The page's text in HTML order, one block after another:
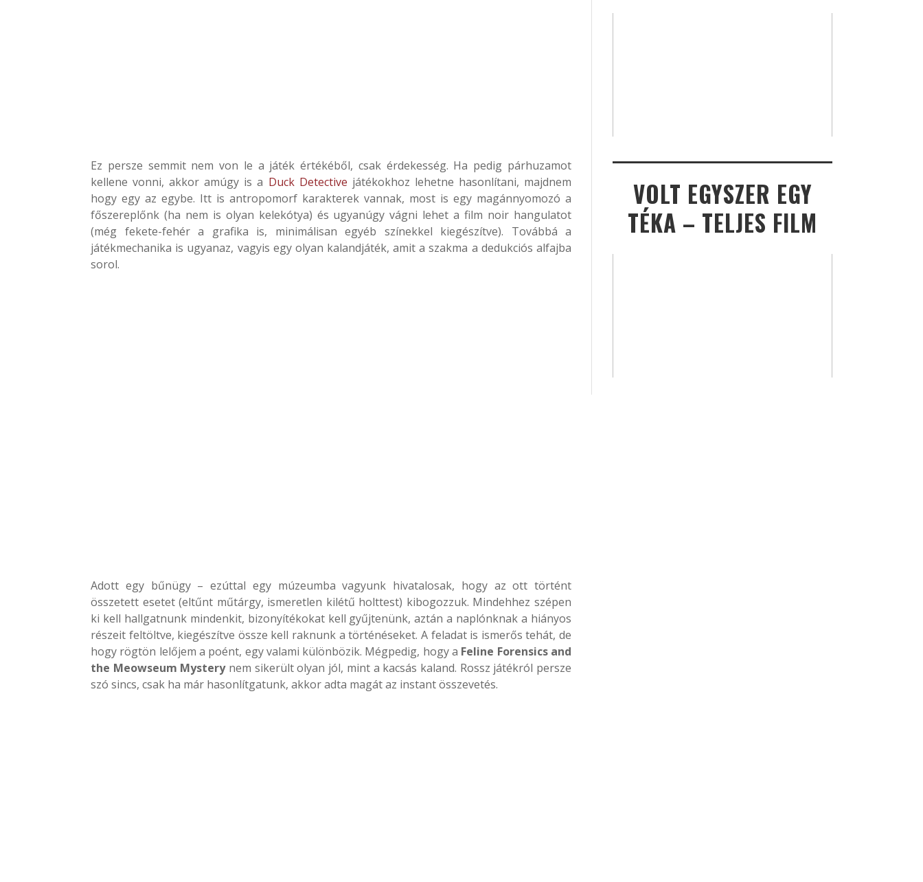
Ez persze semmit nem von le a játék értékéből, csak érdekesség. Ha pedig párhuzamot
kellene vonni, akkor amúgy is a Duck Detective játékokhoz lehetne hasonlítani, majdnem
hogy egy az egybe. Itt is antropomorf karakterek vannak, most is egy magánnyomozó a
főszereplőnk (ha nem is olyan kelekótya) és ugyanúgy vágni lehet a film noir hangulatot
(még fekete-fehér a grafika is, minimálisan egyéb színekkel kiegészítve). Továbbá a
játékmechanika is ugyanaz, vagyis egy olyan kalandjáték, amit a szakma a dedukciós alfajba
sorol.
Adott egy bűnügy – ezúttal egy múzeumba vagyunk hivatalosak, hogy az ott történt
összetett esetet (eltűnt műtárgy, ismeretlen kilétű holttest) kibogozzuk. Mindehhez szépen
ki kell hallgatnunk mindenkit, bizonyítékokat kell gyűjtenünk, aztán a naplónknak a hiányos
részeit feltöltve, kiegészítve össze kell raknunk a történéseket. A feladat is ismerős tehát, de
hogy rögtön lelőjem a poént, egy valami különbözik. Mégpedig, hogy a Feline Forensics and
the Meowseum Mysterynem sikerült olyan jól, mint a kacsás kaland. Rossz játékról persze
szó sincs, csak ha már hasonlítgatunk, akkor adta magát az instant összevetés.
VOLT EGYSZER EGY
TÉKA – TELJES FILM